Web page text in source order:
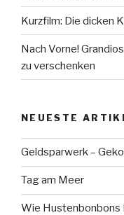
Kurzfilm: Die dicken
Nach Vorne!
zu verschenken
NEUESTE
Geldsparwerk –
Tag am Meer
Wie Hustenbonbons